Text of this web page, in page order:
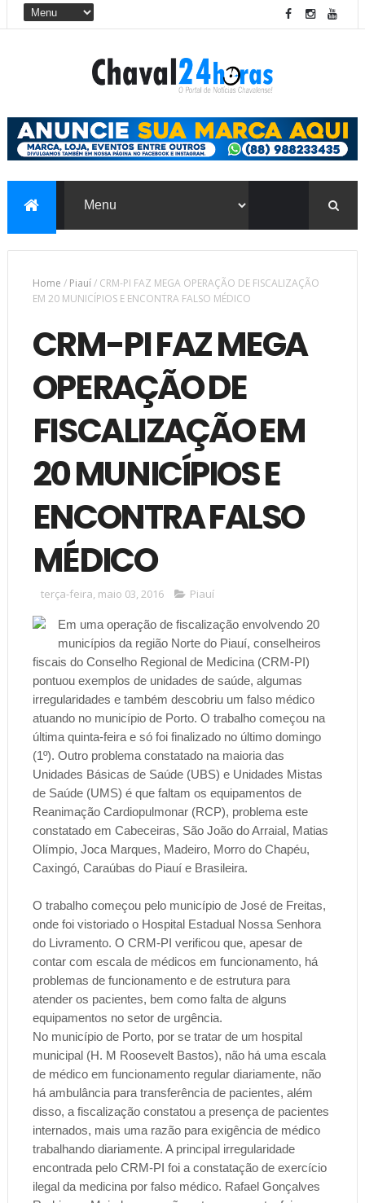
Home / Piauí/ CRM-PI FAZ MEGA OPERAÇÃO DE FISCALIZAÇÃO
EM 20 MUNICÍPIOS E ENCONTRA FALSO MÉDICO
CRM-PI FAZ MEGA
OPERAÇÃO DE
FISCALIZAÇÃO EM
20 MUNICÍPIOS E
ENCONTRA FALSO
MÉDICO
terça-feira, maio 03, 2016 Piauí
Em uma operação de fiscalização envolvendo 20
municípios da região Norte do Piauí, conselheiros
fiscais do Conselho Regional de Medicina (CRM-PI)
pontuou exemplos de unidades de saúde, algumas
irregularidades e também descobriu um falso médico
atuando no município de Porto. O trabalho começou na
última quinta-feira e só foi finalizado no último domingo
(1º). Outro problema constatado na maioria das
Unidades Básicas de Saúde (UBS) e Unidades Mistas
de Saúde (UMS) é que faltam os equipamentos de
Reanimação Cardiopulmonar (RCP), problema este
constatado em Cabeceiras, São João do Arraial, Matias
Olímpio, Joca Marques, Madeiro, Morro do Chapéu,
Caxingó, Caraúbas do Piauí e Brasileira.
O trabalho começou pelo município de José de Freitas,
onde foi vistoriado o Hospital Estadual Nossa Senhora
do Livramento. O CRM-PI verificou que, apesar de
contar com escala de médicos em funcionamento, há
problemas de funcionamento e de estrutura para
atender os pacientes, bem como falta de alguns
equipamentos no setor de urgência.
No município de Porto, por se tratar de um hospital
municipal (H. M Roosevelt Bastos), não há uma escala
de médico em funcionamento regular diariamente, não
há ambulância para transferência de pacientes, além
disso, a fiscalização constatou a presença de pacientes
internados, mais uma razão para exigência de médico
trabalhando diariamente. A principal irregularidade
encontrada pelo CRM-PI foi a constatação de exercício
ilegal da medicina por falso médico. Rafael Gonçalves